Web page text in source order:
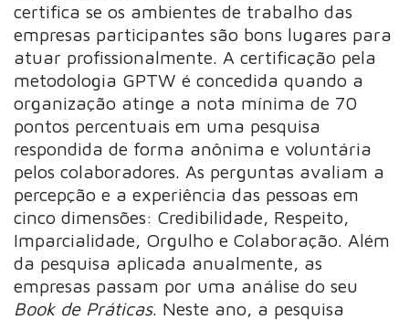
certifica se os ambientes de trabalho das
empresas participantes são bons lugares para
atuar profissionalmente. A certificação pela
metodologia GPTW é concedida quando a
organização atinge a nota mínima de 70
pontos percentuais em uma pesquisa
respondida de forma anônima e voluntária
pelos colaboradores. As perguntas avaliam a
percepção e a experiência das pessoas em
cinco dimensões: Credibilidade, Respeito,
Imparcialidade, Orgulho e Colaboração. Além
da pesquisa aplicada anualmente, as
empresas passam por uma análise do seu
Book de Práticas. Neste ano, a pesquisa